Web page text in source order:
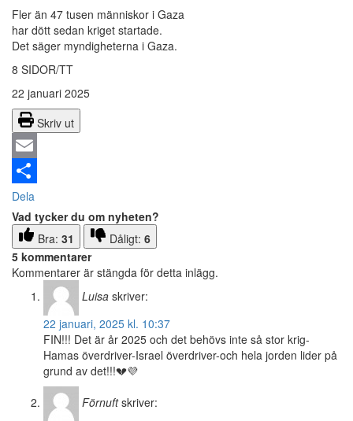
Fler än 47 tusen människor i Gaza
har dött sedan kriget startade.
Det säger myndigheterna i Gaza.
8 SIDOR/TT
22 januari 2025
Skriv ut
Email
Dela
Vad tycker du om nyheten?
Bra: 31 Dåligt: 6
5 kommentarer
Kommentarer är stängda för detta inlägg.
Luisa skriver:
22 januari, 2025 kl. 10:37
FIN!!! Det är år 2025 och det behövs inte så stor krig-
Hamas överdriver-Israel överdriver-och hela jorden lider på
grund av det!!!💔💜
Förnuft skriver: